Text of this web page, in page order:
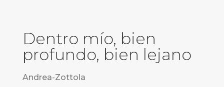
Dentro mío, bien
profundo, bien lejano
Andrea-Zottola